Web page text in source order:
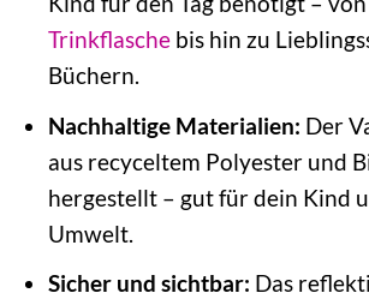
Trinkflaschebis hin zu
Büchern.
Nachhaltige Materialien: Der
aus recyceltem Polyester und
hergestellt – gut für dein Kind
Umwelt.
Sicher und sichtbar: Das